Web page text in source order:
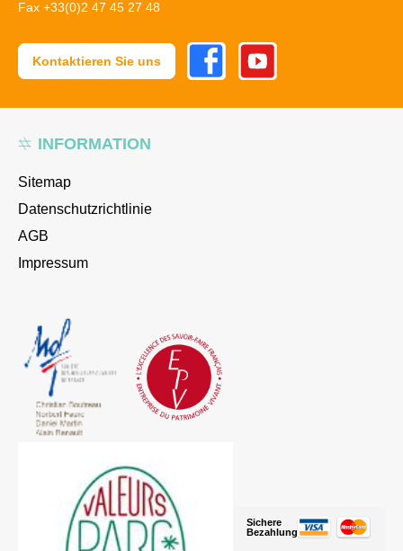
INFORMATION
Sitemap
Datenschutzrichtlinie
AGB
Impressum
Fax +33(0)2 47 45 27 48
Sichere
Bezahlung
Kontaktieren Sie uns
FacebookYoutube